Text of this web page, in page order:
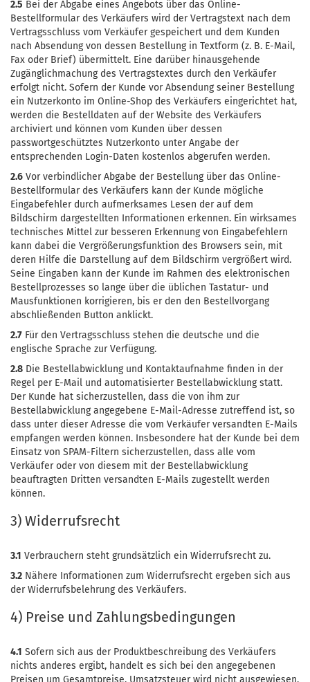
2.5 Bei der Abgabe eines Angebots über das Online-
Bestellformular des Verkäufers wird der Vertragstext nach dem
Vertragsschluss vom Verkäufer gespeichert und dem Kunden
nach Absendung von dessen Bestellung in Textform (z. B. E-Mail,
Fax oder Brief) übermittelt. Eine darüber hinausgehende
Zugänglichmachung des Vertragstextes durch den Verkäufer
erfolgt nicht. Sofern der Kunde vor Absendung seiner Bestellung
ein Nutzerkonto im Online-Shop des Verkäufers eingerichtet hat,
werden die Bestelldaten auf der Website des Verkäufers
archiviert und können vom Kunden über dessen
passwortgeschütztes Nutzerkonto unter Angabe der
entsprechenden Login-Daten kostenlos abgerufen werden.
2.6 Vor verbindlicher Abgabe der Bestellung über das Online-
Bestellformular des Verkäufers kann der Kunde mögliche
Eingabefehler durch aufmerksames Lesen der auf dem
Bildschirm dargestellten Informationen erkennen. Ein wirksames
technisches Mittel zur besseren Erkennung von Eingabefehlern
kann dabei die Vergrößerungsfunktion des Browsers sein, mit
deren Hilfe die Darstellung auf dem Bildschirm vergrößert wird.
Seine Eingaben kann der Kunde im Rahmen des elektronischen
Bestellprozesses so lange über die üblichen Tastatur- und
Mausfunktionen korrigieren, bis er den den Bestellvorgang
abschließenden Button anklickt.
2.7 Für den Vertragsschluss stehen die deutsche und die
englische Sprache zur Verfügung.
2.8 Die Bestellabwicklung und Kontaktaufnahme finden in der
Regel per E-Mail und automatisierter Bestellabwicklung statt.
Der Kunde hat sicherzustellen, dass die von ihm zur
Bestellabwicklung angegebene E-Mail-Adresse zutreffend ist, so
dass unter dieser Adresse die vom Verkäufer versandten E-Mails
empfangen werden können. Insbesondere hat der Kunde bei dem
Einsatz von SPAM-Filtern sicherzustellen, dass alle vom
Verkäufer oder von diesem mit der Bestellabwicklung
beauftragten Dritten versandten E-Mails zugestellt werden
können.
3) Widerrufsrecht
3.1 Verbrauchern steht grundsätzlich ein Widerrufsrecht zu.
3.2 Nähere Informationen zum Widerrufsrecht ergeben sich aus
der Widerrufsbelehrung des Verkäufers.
4) Preise und Zahlungsbedingungen
4.1 Sofern sich aus der Produktbeschreibung des Verkäufers
nichts anderes ergibt, handelt es sich bei den angegebenen
Preisen um Gesamtpreise. Umsatzsteuer wird nicht ausgewiesen,